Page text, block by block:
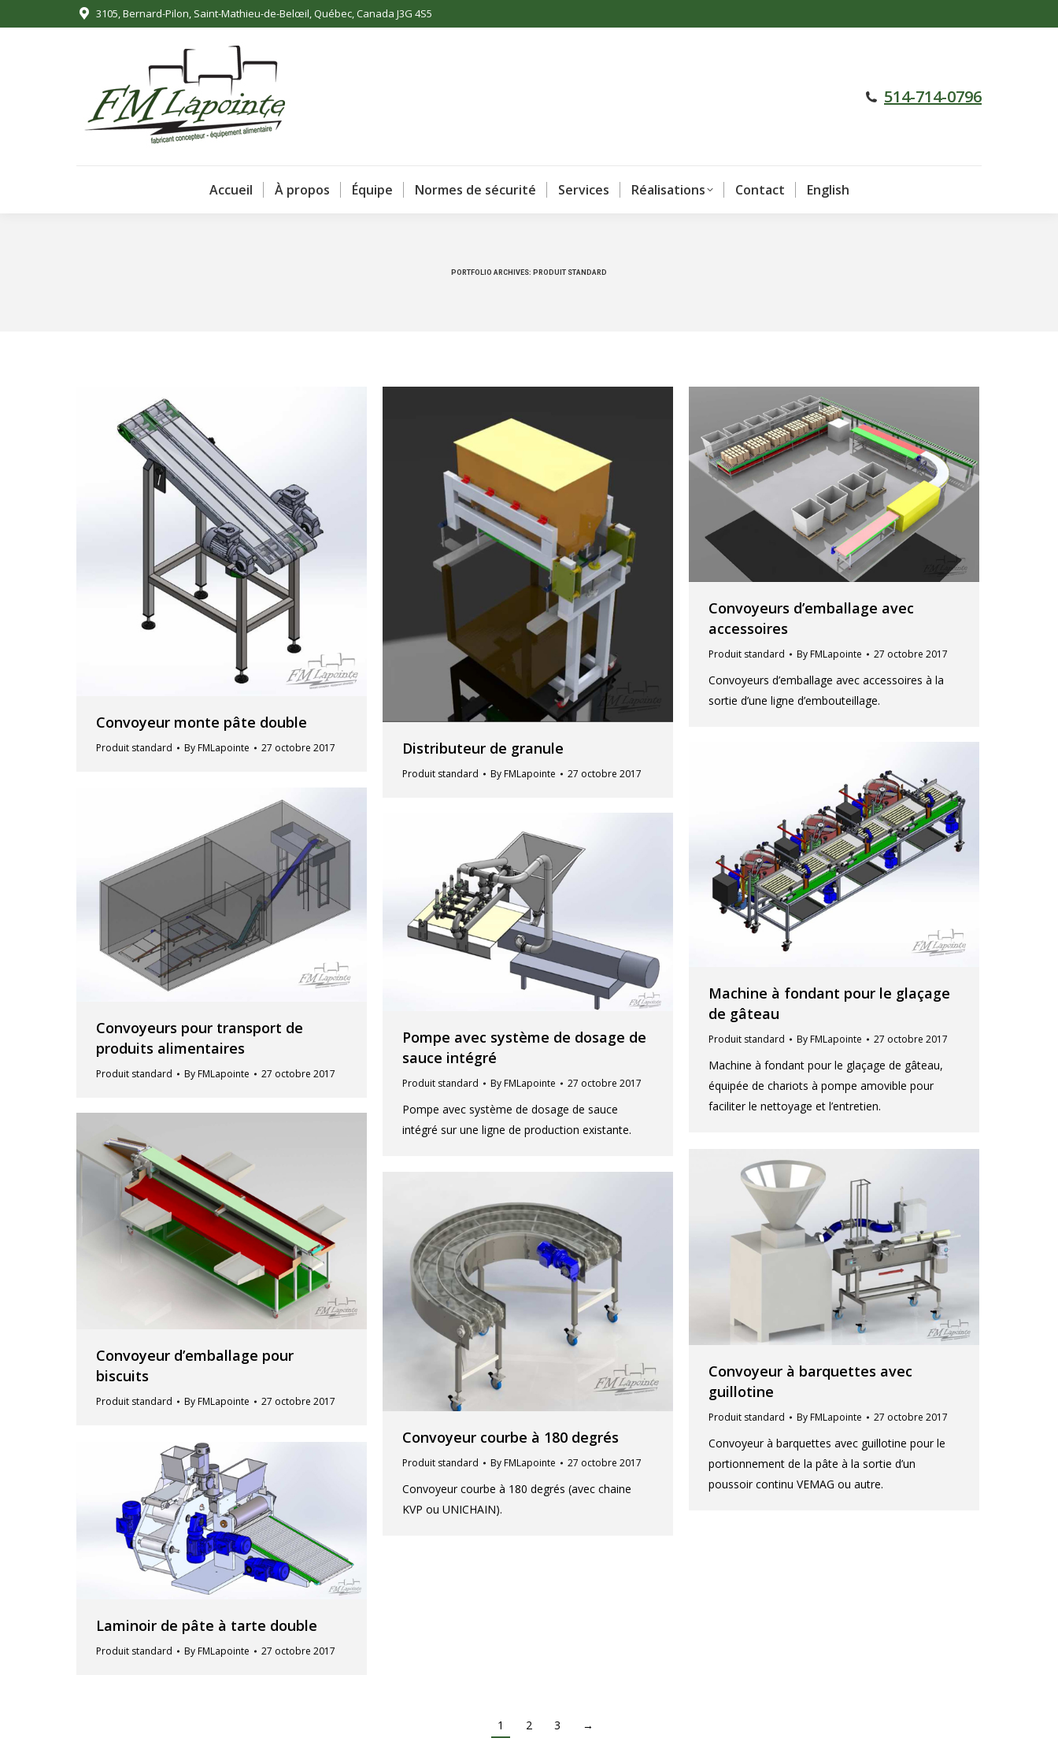
3105, Bernard-Pilon, Saint-Mathieu-de-Belœil, Québec, Canada J3G 4S5
514-714-0796
Accueil À propos Équipe Normes de sécurité Services Réalisations Contact English
PORTFOLIO ARCHIVES: PRODUIT STANDARD
Convoyeur monte pâte double
Produit standard By FMLapointe 27 octobre 2017 Distributeur de granule
Produit standard By FMLapointe 27 octobre 2017
Convoyeurs d’emballage avec
accessoires
Produit standard By FMLapointe 27 octobre 2017
Convoyeurs d’emballage avec accessoires à la
sortie d’une ligne d’embouteillage.
Machine à fondant pour le glaçage
de gâteau
Produit standard By FMLapointe 27 octobre 2017
Machine à fondant pour le glaçage de gâteau,
équipée de chariots à pompe amovible pour
faciliter le nettoyage et l’entretien.
Convoyeurs pour transport de
produits alimentaires
Produit standard By FMLapointe 27 octobre 2017
Pompe avec système de dosage de
sauce intégré
Produit standard By FMLapointe 27 octobre 2017
Pompe avec système de dosage de sauce
intégré sur une ligne de production existante.
Convoyeur d’emballage pour
biscuits
Produit standard By FMLapointe 27 octobre 2017
Convoyeur à barquettes avec
guillotine
Produit standard By FMLapointe 27 octobre 2017
Convoyeur à barquettes avec guillotine pour le
portionnement de la pâte à la sortie d’un
poussoir continu VEMAG ou autre.
Convoyeur courbe à 180 degrés
Produit standard By FMLapointe 27 octobre 2017
Convoyeur courbe à 180 degrés (avec chaine
KVP ou UNICHAIN).
Laminoir de pâte à tarte double
Produit standard By FMLapointe 27 octobre 2017
1 2 3 →